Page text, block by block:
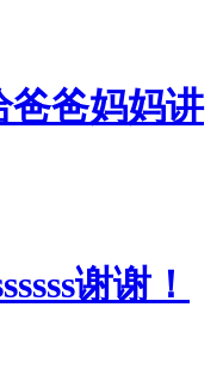
爸爸妈妈讲
谢谢！